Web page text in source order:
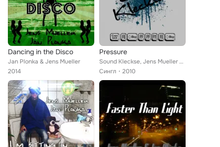
Dancing in the Disco
Jan Plonka & Jens Mueller
2014
Pressure
Sound Kleckse, Jens Mueller & Jan Plonka
Сингл
2010